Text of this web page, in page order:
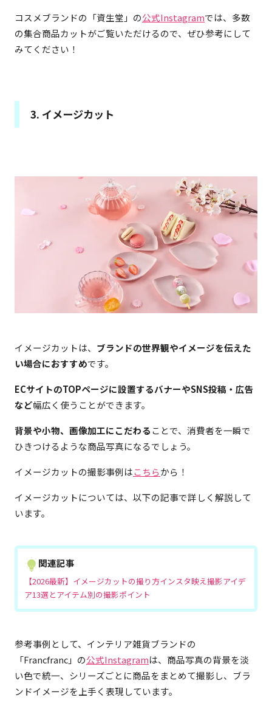
コスメブランドの「資生堂」の公式Instagramでは、多数
の集合商品カットがご覧いただけるので、ぜひ参考にして
みてください！
3. イメージカット
イメージカットは、 ブランドの世界観やイメージを伝えた
い場合におすすめです。
ECサイトのTOPページに設置するバナーやSNS投稿・広告
など幅広く使うことができます。
背景や小物、画像加工にこだわることで、消費者を一瞬で
ひきつけるような商品写真になるでしょう。
イメージカットの撮影事例はこちらから！
イメージカットについては、以下の記事で詳しく解説して
います。
関連記事
【2026最新】イメージカットの撮り方インスタ映え撮影アイデ
ア13選とアイテム別の撮影ポイント
参考事例として、インテリア雑貨ブランドの
「Francfranc」の公式Instagramは、商品写真の背景を淡
い色で統一、シリーズごとに商品をまとめて撮影し、ブラ
ンドイメージを上手く表現しています。